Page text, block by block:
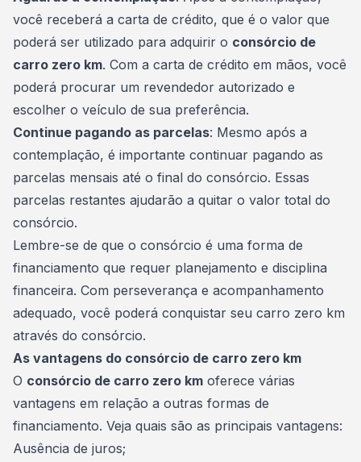
você receberá a carta de crédito, que é o valor que
poderá ser utilizado para adquirir o consórcio de
carro zero km. Com a carta de crédito em mãos, você
poderá procurar um revendedor autorizado e
escolher o veículo de sua preferência.
Continue pagando as parcelas: Mesmo após a
contemplação, é importante continuar pagando as
parcelas mensais até o final do consórcio. Essas
parcelas restantes ajudarão a quitar o valor total do
consórcio.
Lembre-se de que o consórcio é uma forma de
financiamento que requer planejamento e disciplina
financeira. Com perseverança e acompanhamento
adequado, você poderá conquistar seu carro zero km
através do consórcio.
As vantagens do consórcio de carro zero km
O consórcio de carro zero km oferece várias
vantagens em relação a outras formas de
financiamento. Veja quais são as principais vantagens:
Ausência de juros;